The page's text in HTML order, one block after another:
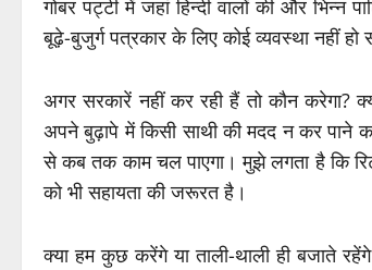
गोबर पट्टी में जहां हिन्दी वालों की और भिन्न
बूढ़े-बुजुर्ग पत्रकार के लिए कोई व्यवस्था नहीं हो
अगर सरकारें नहीं कर रही हैं तो कौन करेगा?
अपने बुढ़ापे में किसी साथी की मदद न कर पाने
से कब तक काम चल पाएगा। मुझे लगता है कि
को भी सहायता की जरूरत है।
क्या हम कुछ करेंगे या ताली-थाली ही बजाते